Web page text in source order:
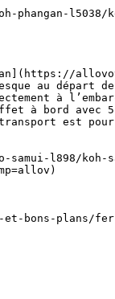
phangan-
au départ de
à
à bord
est
samui-l898/